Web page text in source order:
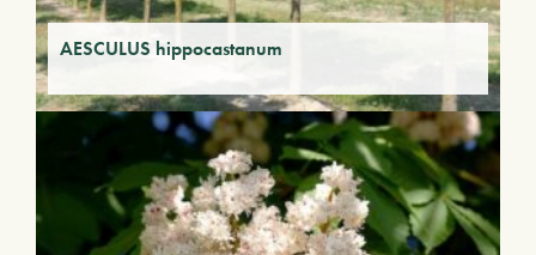
AESCULUS hippocastanum